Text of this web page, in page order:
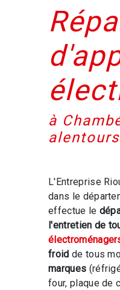
à
alentours
L'Entreprise
dans le
effectue le
l'entretien de
froid de tous
marques
four, plaque de